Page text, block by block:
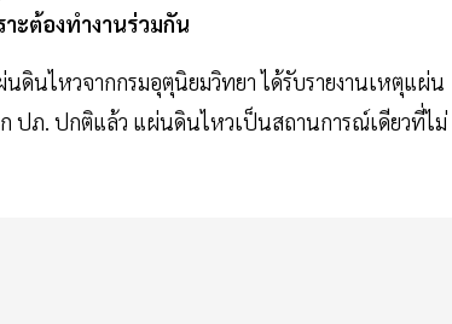
ะต้องทำงานร่วมกัน
นไหวจากกรมอุตุนิยมวิทยา ได้รับรายงานเหตุแผ่น
ปภ. ปกติแล้ว แผ่นดินไหวเป็นสถานการณ์เดียวที่ไม่